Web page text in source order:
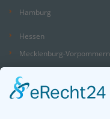
Hamburg
Hessen
Mecklenburg-Vorpommern
Nordrhein-Westfalen